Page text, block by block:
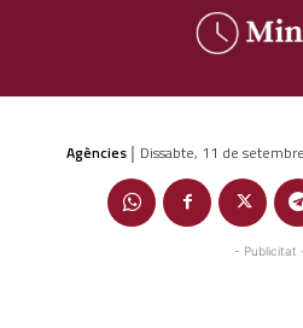
Agències | Dissabte, 11 de
- Publicitat